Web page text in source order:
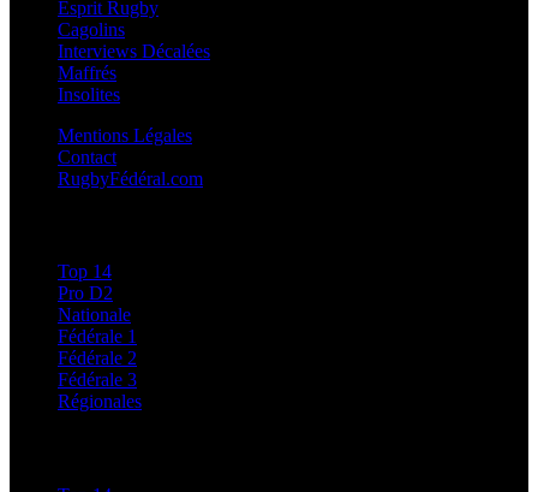
Esprit Rugby
Cagolins
Interviews Décalées
Maffrés
Insolites
Mentions Légales
Contact
RugbyFédéral.com
Top 14
Pro D2
Nationale
Fédérale 1
Fédérale 2
Fédérale 3
Régionales